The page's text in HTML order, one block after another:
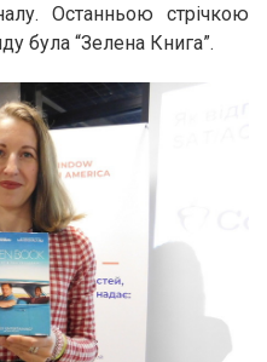
Останньою стрічкою
була “Зелена Книга”.